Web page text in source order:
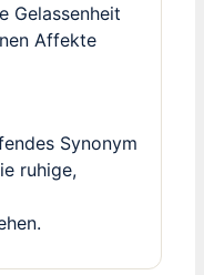
Gelassenheit
Affekte
Synonym
ruhige,